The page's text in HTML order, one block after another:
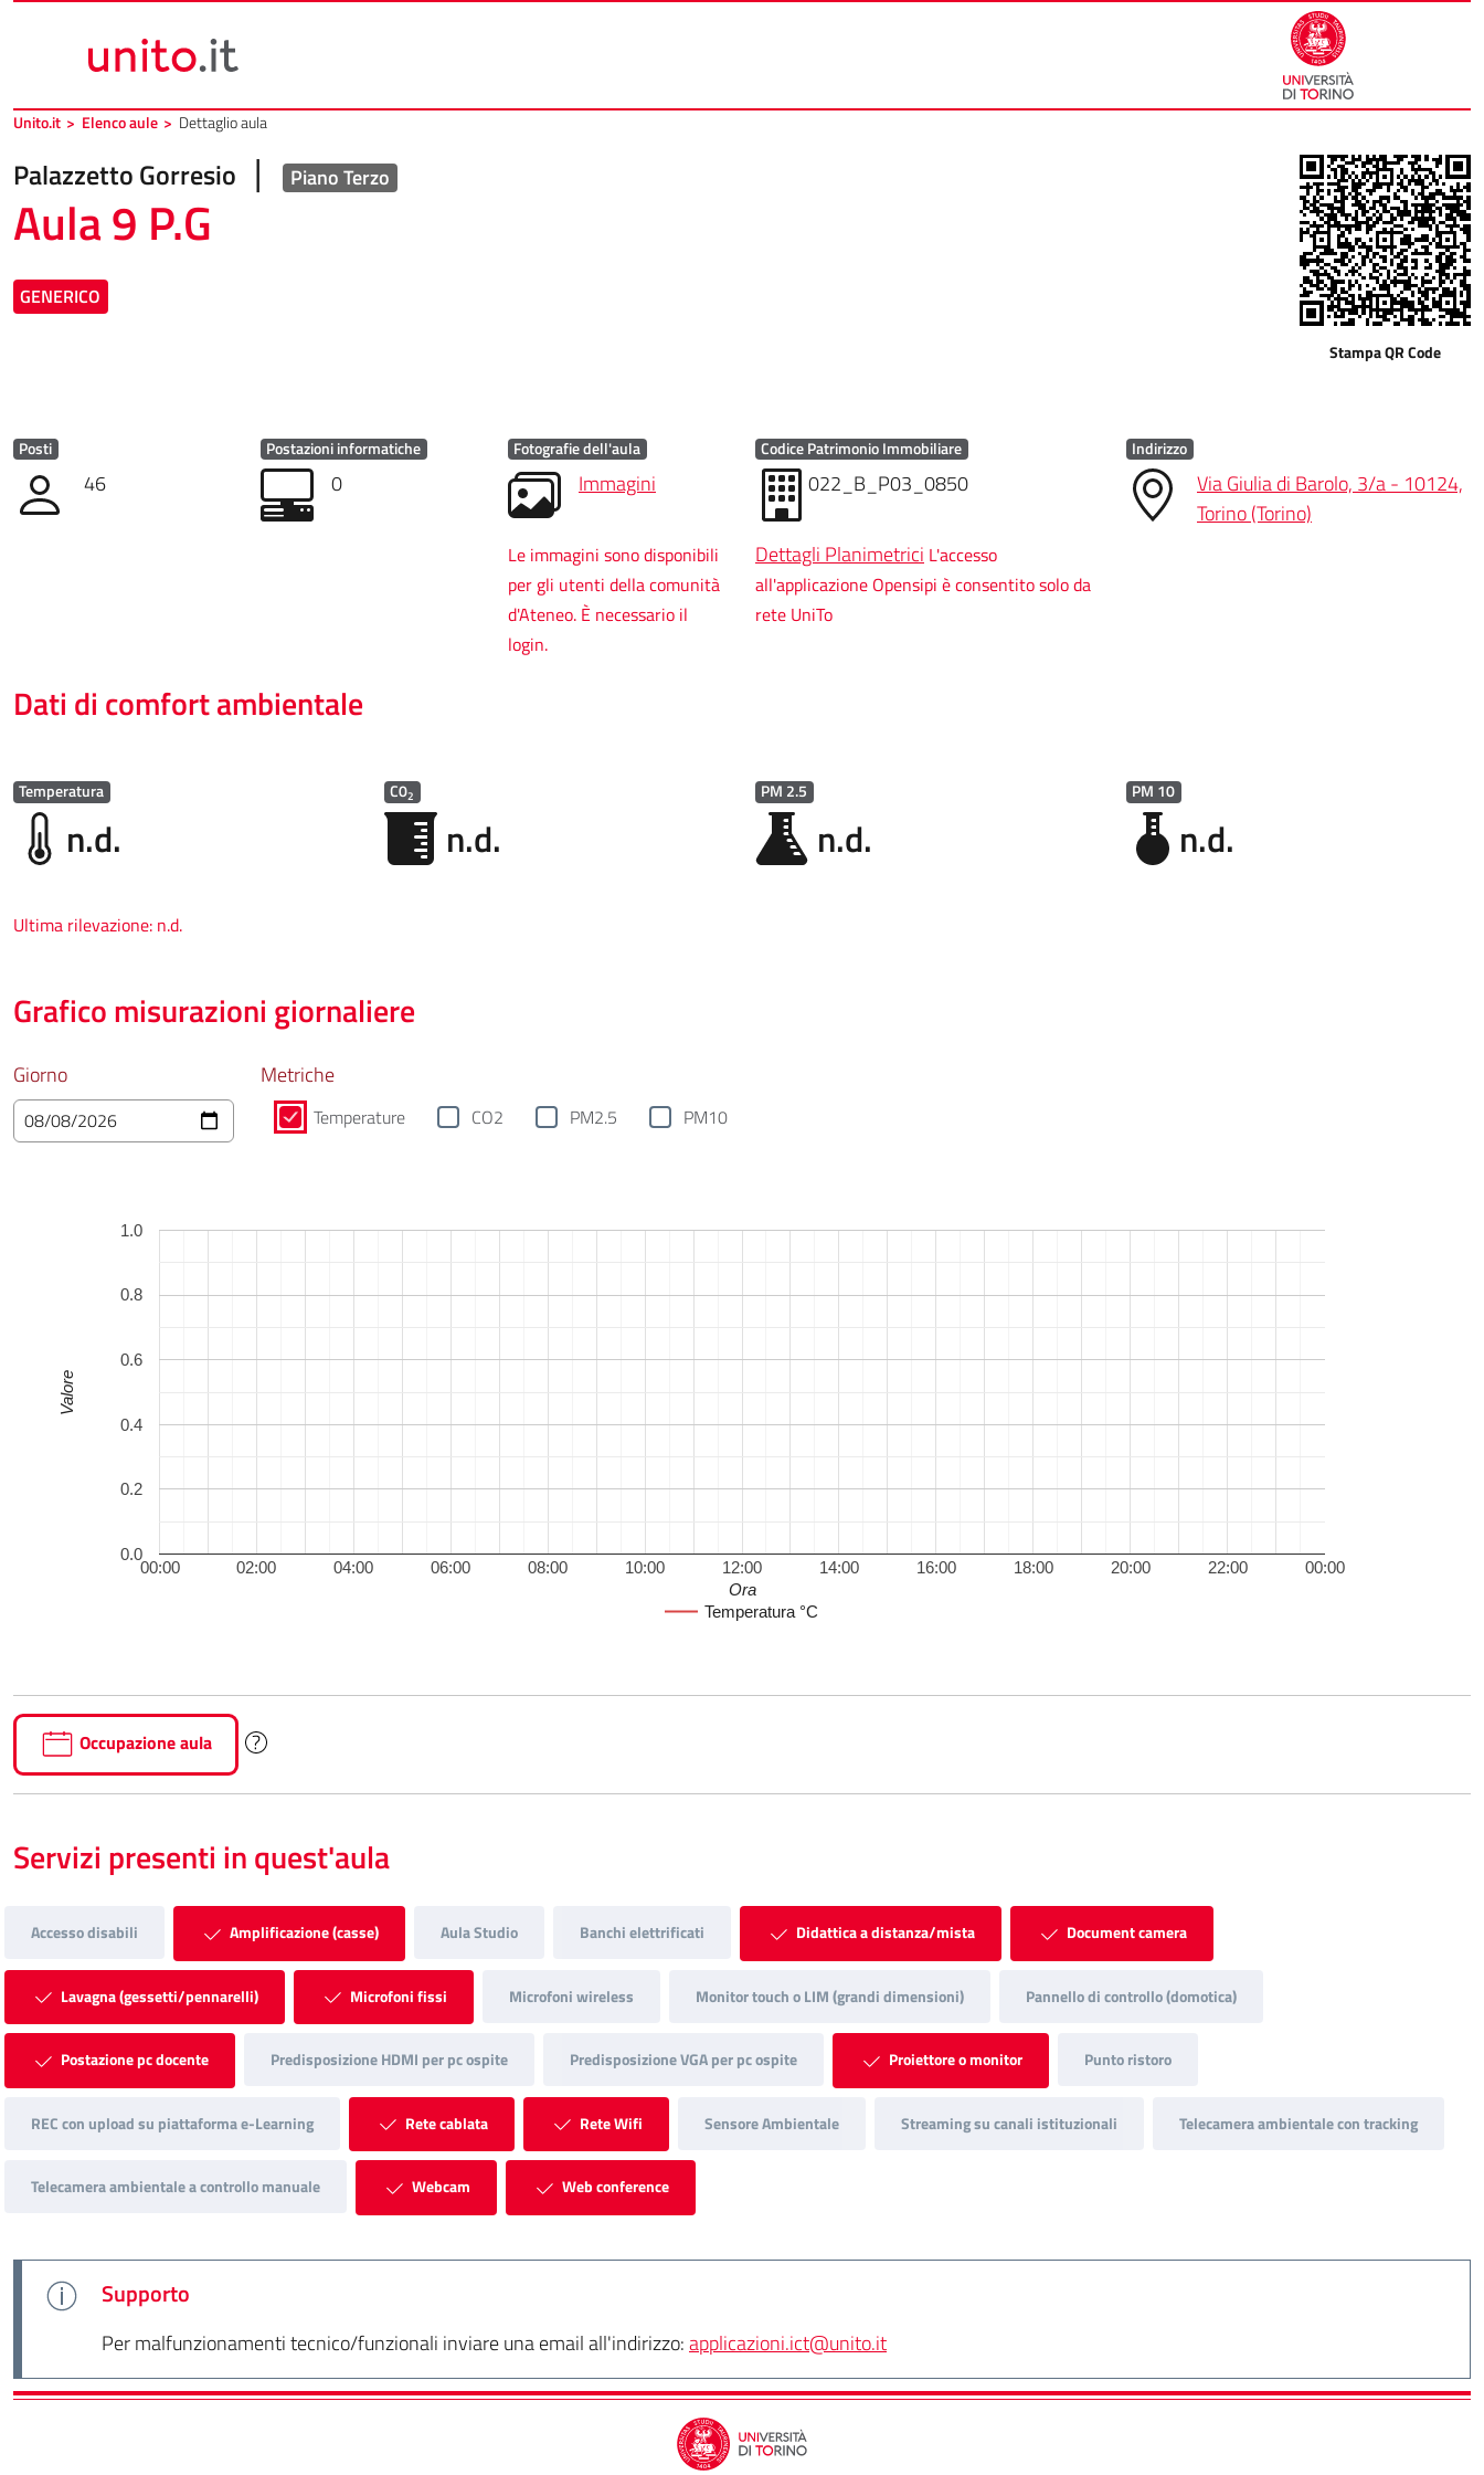
Unito.it > Elenco aule > Dettaglio aula
Palazzetto Gorresio | Piano Terzo
Aula 9 P.G
GENERICO
Stampa QR Code
Posti
46
Postazioni informatiche
0
Fotografie dell'aula
Immagini
Le immagini sono disponibili
per gli utenti della comunità
d'Ateneo. È necessario il
login.
Codice Patrimonio Immobiliare
022_B_P03_0850
Dettagli Planimetrici L'accesso
all'applicazione Opensipi è consentito solo da
rete UniTo
Indirizzo
Via Giulia di Barolo, 3/a - 10124,
Torino (Torino)
Dati di comfort ambientale
Temperatura
n.d.
C02
n.d.
PM 2.5
n.d.
PM 10
n.d.
Ultima rilevazione: n.d.
Grafico misurazioni giornaliere
Giorno Metriche
Temperature CO2 PM2.5 PM10
Temperatura °C
00:00 02:00 04:00 06:00 08:00 10:00 12:00 14:00 16:00 18:00 20:00 22:00 00:00
0.0
0.2
0.4
0.6
0.8
1.0
Ora
Valore
Occupazione aula
Servizi presenti in quest'aula
Accesso disabili Amplificazione (casse) Aula Studio Banchi elettrificati Didattica a distanza/mista Document camera
Lavagna (gessetti/pennarelli) Microfoni fissi Microfoni wireless Monitor touch o LIM (grandi dimensioni) Pannello di controllo (domotica)
Postazione pc docente Predisposizione HDMI per pc ospite Predisposizione VGA per pc ospite Proiettore o monitor Punto ristoro
REC con upload su piattaforma e-Learning Rete cablata Rete Wifi Sensore Ambientale Streaming su canali istituzionali Telecamera ambientale con tracking
Telecamera ambientale a controllo manuale Webcam Web conference
Supporto
Per malfunzionamenti tecnico/funzionali inviare una email all'indirizzo:applicazioni.ict@unito.it